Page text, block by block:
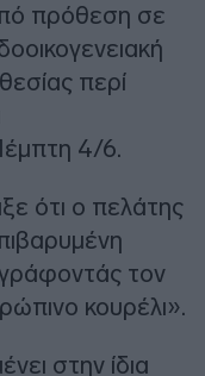
πρόθεση σε
περί
4/6.
ότι ο πελάτης
τον
κουρέλι».
στην ίδια